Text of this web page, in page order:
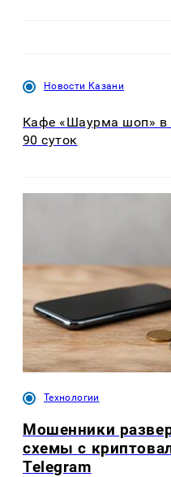
Новости Казани
Кафе «Шаурма шоп» в
90 суток
Технологии
Мошенники
схемы с
Telegram